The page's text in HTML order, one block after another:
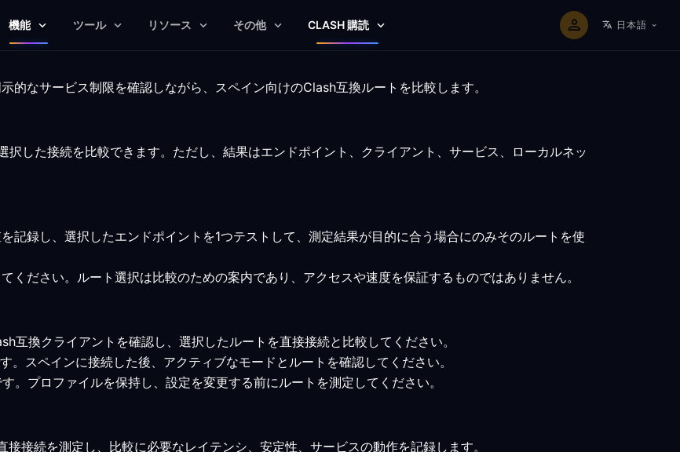
機能 ツール リソース その他 CLASH 購読 日本語
的なサービス制限を確認しながら、スペイン向けのClash互換ルートを比較します。
した接続を比較できます。ただし、結果はエンドポイント、クライアント、サービス、ローカルネッ
記録し、選択したエンドポイントを1つテストして、測定結果が目的に合う場合にのみそのルートを使
ください。ルート選択は比較のための案内であり、アクセスや速度を保証するものではありません。
互換クライアントを確認し、選択したルートを直接接続と比較してください。
スペインに接続した後、アクティブなモードとルートを確認してください。
。プロファイルを保持し、設定を変更する前にルートを測定してください。
接接続を測定し、比較に必要なレイテンシ、安定性、サービスの動作を記録します。